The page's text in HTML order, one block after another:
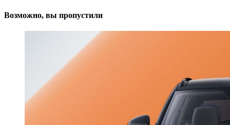
Возможно, вы пропустили